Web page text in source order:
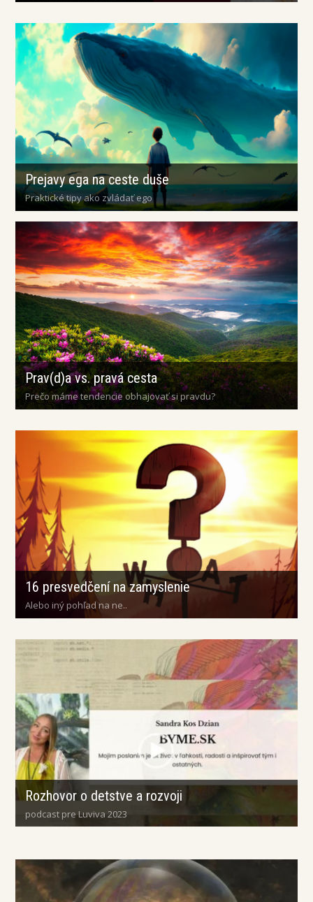
Prejavy ega na ceste duše
Praktické tipy ako zvládať ego
Prav(d)a vs. pravá cesta
Prečo máme tendencie obhajovať si pravdu?
16 presvedčení na zamyslenie
Alebo iný pohľad na ne..
Rozhovor o detstve a rozvoji
podcast pre Luviva 2023